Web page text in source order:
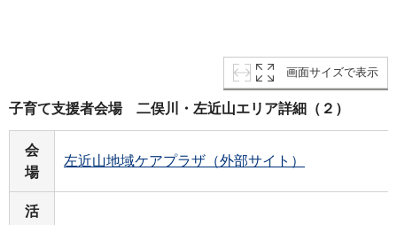
画面サイズで表示
子育て支援者会場 二俣川・左近山エリア詳細（２）
会
場
左近山地域ケアプラザ（外部サイト）
活